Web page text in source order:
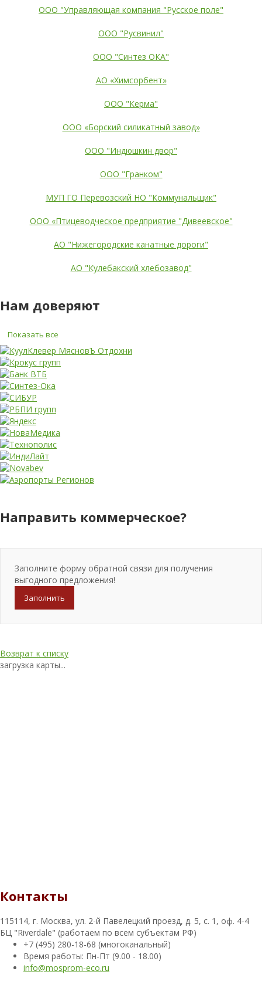
ООО "Управляющая компания "Русское поле"
ООО "Русвинил"
ООО "Синтез ОКА"
АО «Химсорбент»
ООО "Керма"
ООО «Борский силикатный завод»
ООО "Индюшкин двор"
ООО "Гранком"
МУП ГО Перевозский НО "Коммунальщик"
ООО «Птицеводческое предприятие "Дивеевское"
АО "Нижегородские канатные дороги"
АО "Кулебакский хлебозавод"
Нам доверяют
Показать все
Направить коммерческое?
Заполните форму обратной связи для получения
выгодного предложения!
Заполнить
Возврат к списку
загрузка карты...
Контакты
115114, г. Москва, ул. 2-й Павелецкий проезд, д. 5, с. 1, оф. 4-4
БЦ "Riverdale" (работаем по всем субъектам РФ)
+7 (495) 280-18-68 (многоканальный)
Время работы: Пн-Пт (9.00 - 18.00)
info@mosprom-eco.ru